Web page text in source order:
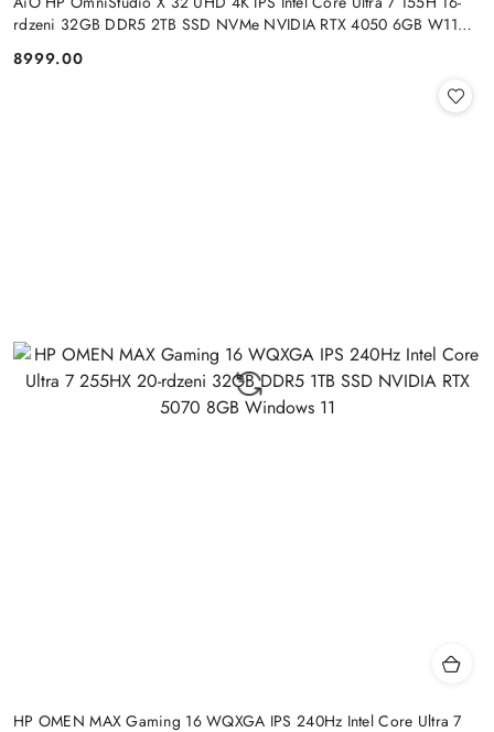
rdzeni 32GB DDR5 2TB SSD NVMe NVIDIA RTX 4050 6GB W11
Cena:
8999.00
HP OMEN MAX Gaming 16 WQXGA IPS 240Hz Intel Core Ultra 7